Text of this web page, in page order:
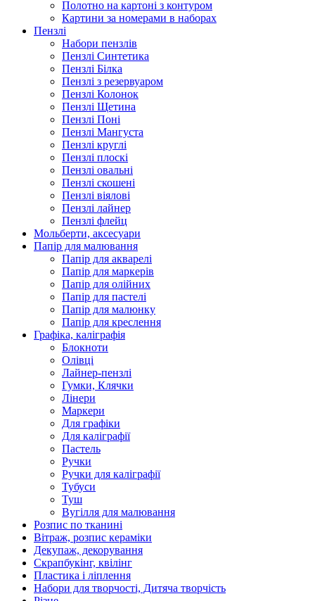
Полотно на картоні з контуром
Картини за номерами в наборах
Пензлі
Набори пензлів
Пензлі Синтетика
Пензлі Білка
Пензлі з резервуаром
Пензлі Колонок
Пензлі Щетина
Пензлі Поні
Пензлі Мангуста
Пензлі круглі
Пензлі плоскі
Пензлі овальні
Пензлі скошені
Пензлі віялові
Пензлі лайнер
Пензлі флейц
Мольберти, аксесуари
Папір для малювання
Папір для акварелі
Папір для маркерів
Папір для олійних
Папір для пастелі
Папір для малюнку
Папір для креслення
Графіка, каліграфія
Блокноти
Олівці
Лайнер-пензлі
Гумки, Клячки
Лінери
Маркери
Для графіки
Для каліграфії
Пастель
Ручки
Ручки для каліграфії
Тубуси
Туш
Вугілля для малювання
Розпис по тканині
Вітраж, розпис кераміки
Декупаж, декорування
Скрапбукінг, квілінг
Пластика і ліплення
Набори для творчості, Дитяча творчість